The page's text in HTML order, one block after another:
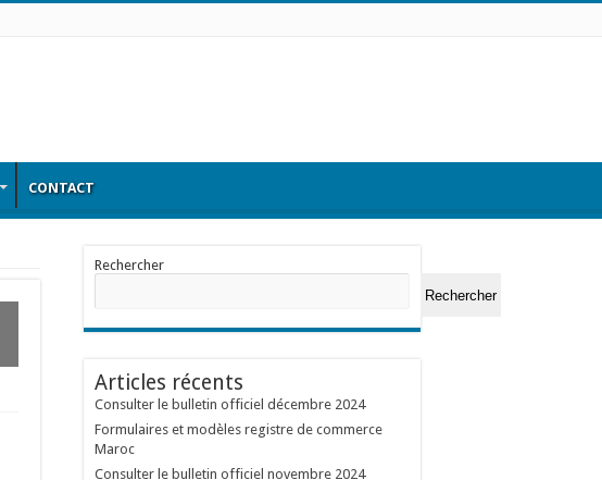
CONTACT
Rechercher
Rechercher
Articles récents
Consulter le bulletin officiel décembre 2024
Formulaires et modèles registre de commerce
Maroc
Consulter le bulletin officiel novembre 2024